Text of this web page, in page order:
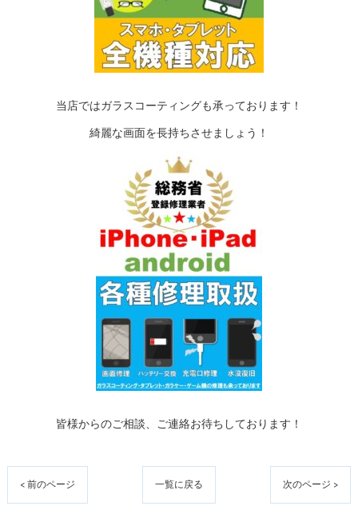
当店ではガラスコーティングも承っております！
綺麗な画面を長持ちさせましょう！
皆様からのご相談、ご連絡お待ちしております！
< 前のページ 一覧に戻る 次のページ >